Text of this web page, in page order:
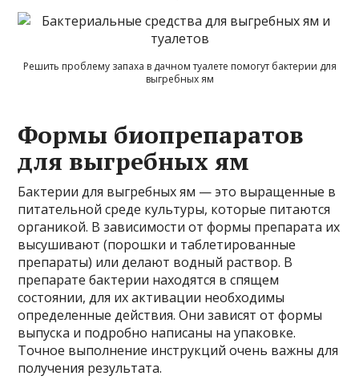
Решить проблему запаха в дачном туалете помогут бактерии для
выгребных ям
Формы биопрепаратов
для выгребных ям
Бактерии для выгребных ям — это выращенные в
питательной среде культуры, которые питаются
органикой. В зависимости от формы препарата их
высушивают (порошки и таблетированные
препараты) или делают водный раствор. В
препарате бактерии находятся в спящем
состоянии, для их активации необходимы
определенные действия. Они зависят от формы
выпуска и подробно написаны на упаковке.
Точное выполнение инструкций очень важны для
получения результата.